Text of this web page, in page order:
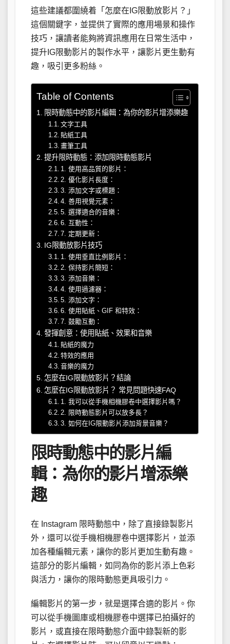
這些建議都圍繞着「怎麼在IG限動放影片？」
這個關鍵字，並提供了實際的應用場景和操作
技巧，讓讀者能夠將資訊應用在日常生活中，
提升IG限動影片的製作水平，讓影片更生動有
趣，吸引更多粉絲。
Table of Contents
限時動態中的影片編輯：為你的影片增添樂趣
文字工具
貼紙工具
畫筆工具
提升限時動態：添加限時動態影片
1. 使用高品質的影片：
2. 優化影片長度：
3. 添加文字或標題：
4. 善用視覺元素：
5. 選擇適合的音樂：
6. 互動性：
7. 定期更新：
IG限動放影片技巧
1. 使用垂直比例影片：
2. 保持影片簡短：
3. 添加音樂：
4. 使用過濾器：
5. 添加文字：
6. 使用貼紙、GIF 和特效：
7. 鼓勵互動：
發揮創意：使用貼紙、效果和音樂
貼紙的魔力
特效的應用
音樂的魔力
怎麼在IG限動放影片？結論
怎麼在IG限動放影片？ 常見問題快速FAQ
1. 我可以從手機相機膠卷中選擇影片嗎？
2. 限時動態影片可以放多長？
3. 如何在IG限動影片添加背景音樂？
限時動態中的影片編
輯：為你的影片增添樂
趣
在 Instagram 限時動態中，除了直接錄製影片
外，還可以從手機相機膠卷中選擇影片，並添
加各種編輯元素，讓你的影片更加生動有趣。
這部分的影片編輯，如同為你的影片添上色彩
與活力，讓你的限時動態更具吸引力。
編輯影片的第一步，就是選擇合適的影片。你
可以從手機圖庫或相機膠卷中選擇已拍攝好的
影片，或直接在限時動態介面中錄製新的影